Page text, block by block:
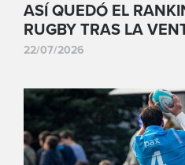
ASÍ QUEDÓ EL
RUGBY TRAS LA
22/07/2026